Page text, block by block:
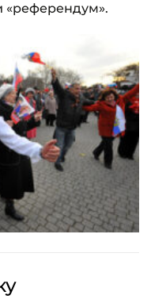
«референдум».